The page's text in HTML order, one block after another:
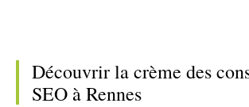
Découvrir la crème des
SEO à Rennes